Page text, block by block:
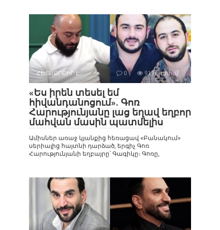
ՀԵՏԱՔՐՔԻՐ Է 0 919դիտում
«Ես իրեն տեսել եմ
հիվանդանոցում». Գոռ
Հարությունյանը լաց եղավ եղբոր
մահվան մասին պատմելիս
Ամիսներ առաջ կյանքից հեռացավ «Բանակում»
սերիալից հայտնի դարձած, երգիչ Գոռ
Հարությունյանի եղբայրը՝ Գագիկը։ Գոռը,